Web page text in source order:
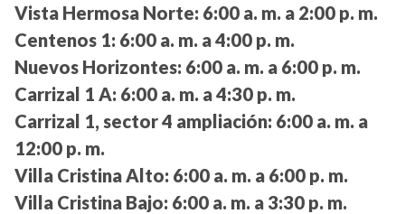
Vista Hermosa Norte: 6:00 a. m. a 2:00 p. m.
Centenos 1: 6:00 a. m. a 4:00 p. m.
Nuevos Horizontes: 6:00 a. m. a 6:00 p. m.
Carrizal 1 A: 6:00 a. m. a 4:30 p. m.
Carrizal 1, sector 4 ampliación: 6:00 a. m. a
12:00 p. m.
Villa Cristina Alto: 6:00 a. m. a 6:00 p. m.
Villa Cristina Bajo: 6:00 a. m. a 3:30 p. m.